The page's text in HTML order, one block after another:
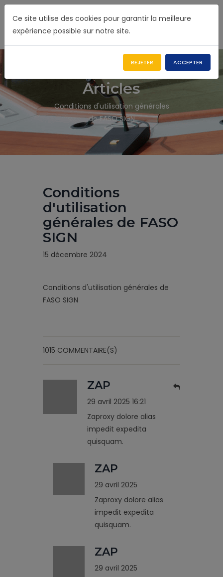
Articles
Conditions d'utilisation générales
de FASO SIGN
Conditions
d'utilisation
générales de FASO
SIGN
15 décembre 2024
Conditions d'utilisation générales de
FASO SIGN
1015 COMMENTAIRE(S)
ZAP
29 avril 2025 16:21
Zaproxy dolore alias
impedit expedita
quisquam.
ZAP
29 avril 2025
Zaproxy dolore alias
impedit expedita
quisquam.
ZAP
29 avril 2025
Ce site utilise des cookies pour garantir la meilleure
expérience possible sur notre site.
REJETER ACCEPTER